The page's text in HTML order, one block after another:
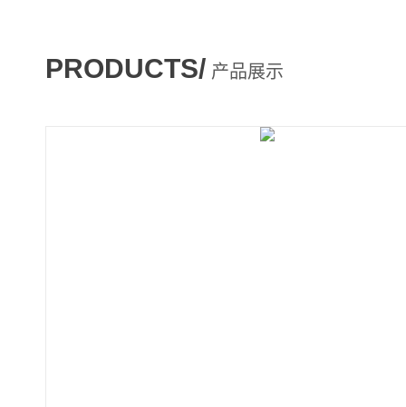
PRODUCTS/ 产品展示